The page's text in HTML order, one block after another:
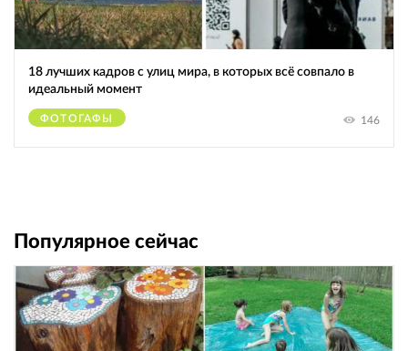
18 лучших кадров с улиц мира, в которых всё совпало в
идеальный момент
ФОТОГАФЫ 146
Популярное сейчас